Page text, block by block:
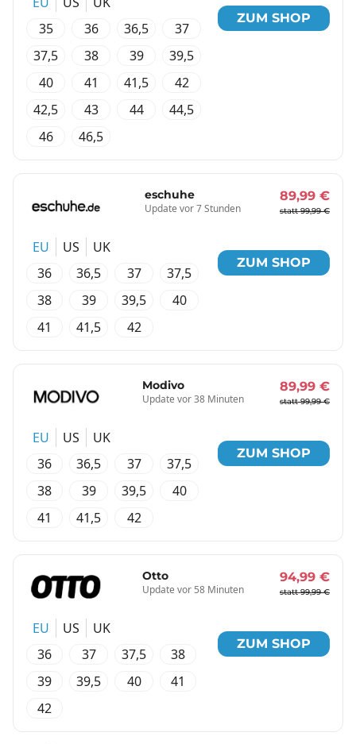
35
36 36,5
37
37,5
38 39
39,5
40
41 41,5
42
42,5
43 44
44,5
46
46,5
ZUM SHOP
eschuhe
Update vor 7 Stunden
89,99 €
statt 99,99 €
EU US
UK
36
36,5 37
37,5
38
39 39,5
40
41
41,5 42
ZUM SHOP
Modivo
Update vor 38 Minuten
89,99 €
statt 99,99 €
EU US
UK
36
36,5 37
37,5
38
39 39,5
40
41
41,5 42
ZUM SHOP
Otto
Update vor 58 Minuten
94,99 €
statt 99,99 €
EU US
UK
36
37 37,5
38
39
39,5 40
41
42
ZUM SHOP